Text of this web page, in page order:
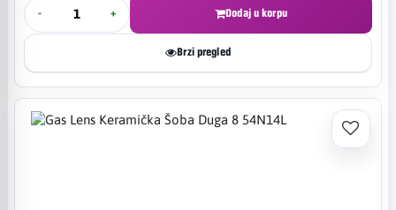
- + Dodaj u korpu
Brzi pregled